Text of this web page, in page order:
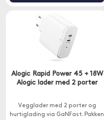
Alogic Rapid Power 45 + 18W
Alogic lader med 2 porter
Vegglader med 2 porter og
hurtiglading via GaNFast. Pakken